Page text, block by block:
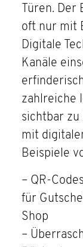
Türen. Der
oft nur mit
Digitale
Kanäle
zahlreiche
sichtbar zu
mit
Beispiele
– QR-
für
Shop
–